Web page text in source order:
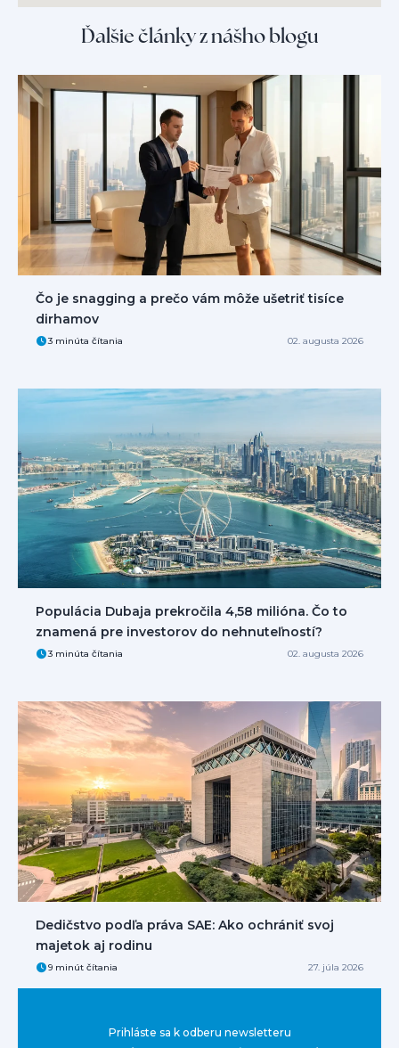
Ďalšie články z nášho blogu
Čo je snagging a prečo vám môže ušetriť tisíce
dirhamov
3 minúta čítania 02. augusta 2026
Populácia Dubaja prekročila 4,58 milióna. Čo to
znamená pre investorov do nehnuteľností?
3 minúta čítania 02. augusta 2026
Dedičstvo podľa práva SAE: Ako ochrániť svoj
majetok aj rodinu
9 minút čítania 27. júla 2026
Prihláste sa k odberu newsletteru